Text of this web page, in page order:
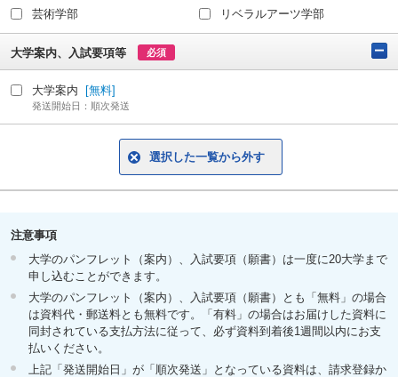
芸術学部
リベラルアーツ学部
大学案内、入試要項等 必須
大学案内 [無料]
発送開始日：順次発送
選択した一覧から外す
注意事項
大学のパンフレット（案内）、入試要項（願書）は一度に20大学まで
申し込むことができます。
大学のパンフレット（案内）、入試要項（願書）とも「無料」の場合
は資料代・郵送料とも無料です。「有料」の場合はお届けした資料に
同封されている支払方法に従って、必ず資料到着後1週間以内にお支
払いください。
上記「発送開始日」が「順次発送」となっている資料は、請求登録か